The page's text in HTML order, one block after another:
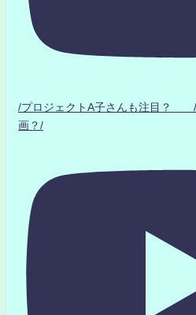
/プロジェクトA子さんも注目？ /
画？/